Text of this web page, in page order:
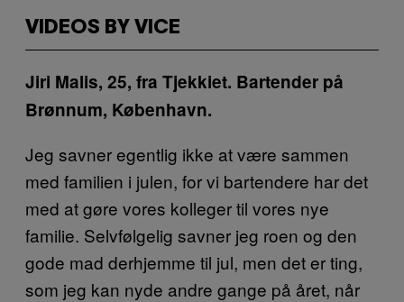
VIDEOS BY VICE
Jiri Malis, 25, fra Tjekkiet. Bartender på
Brønnum, København.
Jeg savner egentlig ikke at være sammen
med familien i julen, for vi bartendere har det
med at gøre vores kolleger til vores nye
familie. Selvfølgelig savner jeg roen og den
gode mad derhjemme til jul, men det er ting,
som jeg kan nyde andre gange på året, når